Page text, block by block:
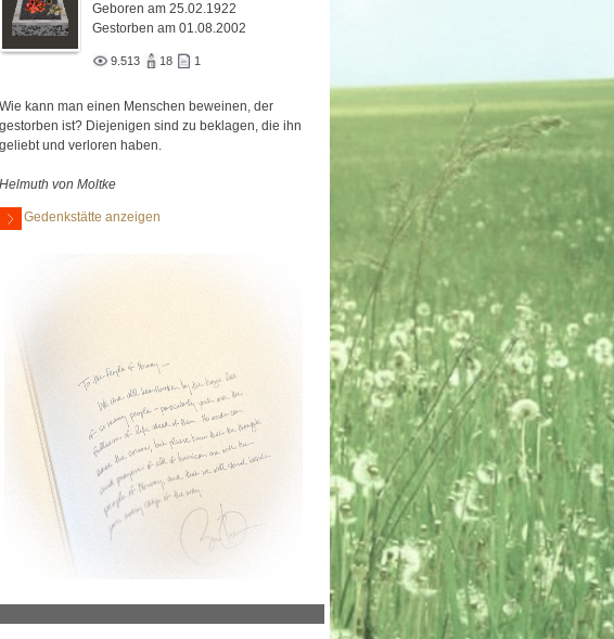
Geboren am 25.02.1922
Gestorben am 01.08.2002
9.513 18 1
Wie kann man einen Menschen beweinen, der
gestorben ist? Diejenigen sind zu beklagen, die ihn
geliebt und verloren haben.
Helmuth von Moltke
Gedenkstätte anzeigen